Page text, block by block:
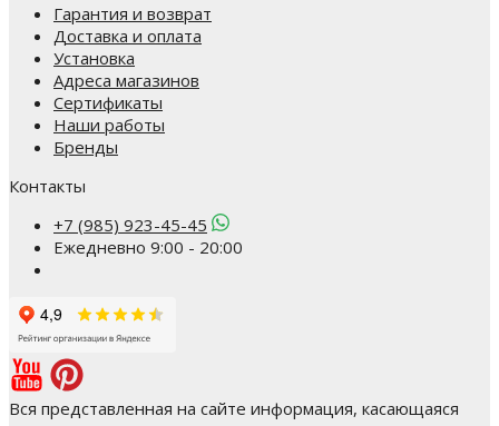
Гарантия и возврат
Доставка и оплата
Установка
Адреса магазинов
Сертификаты
Наши работы
Бренды
Контакты
+7 (985) 923-45-45
Ежедневно 9:00 - 20:00
Вся представленная на сайте информация, касающаяся